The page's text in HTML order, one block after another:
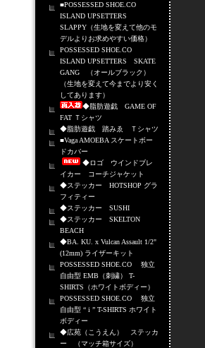
■POSSESSED SHOE.CO
ISLAND UPSETTERS
SLAPPY（生地を変えて他のモ
デルよりお求めやすい価格）
POSSESSED SHOE.CO
ISLAND UPSETTERS SKATE
GANG （オールブラック）
（生地を変えて今までより安く
してあります）
◆脂肪遊戯 GAME OF
FAT Ｔシャツ
◆脂肪遊戯 踏みゑ Ｔシャツ
■Vaga AMOEBA スケートボー
ドカバー
◆ロゴ ウインドブレ
イカー コーチジャケット
◆ステッカー HOTSHOP グラ
フィティー
◆ステッカー SUSHI
◆ステッカー SKELTON
BEACH
◆BA. KU. x Vulcan Assault 1/2"
(12mm) ライザーキット
POSSESSED SHOE.CO 独立
自由型 EMB（刺繍） T-
SHIRTS（ホワイトボディー）
POSSESSED SHOE.CO 独立
自由型 “ i ” T-SHIRTS ホワイト
ボディー
◆広苑（こうえん） ステッカ
ー （マッチ箱サイズ）